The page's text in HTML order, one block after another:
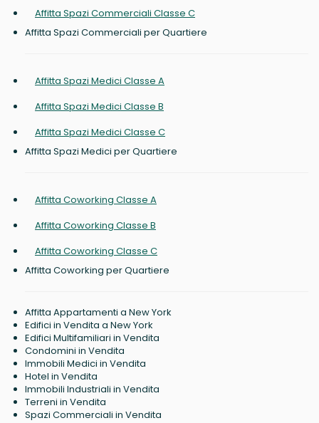
Affitta Spazi Commerciali Classe C
Affitta Spazi Commerciali per Quartiere
Affitta Spazi Medici Classe A
Affitta Spazi Medici Classe B
Affitta Spazi Medici Classe C
Affitta Spazi Medici per Quartiere
Affitta Coworking Classe A
Affitta Coworking Classe B
Affitta Coworking Classe C
Affitta Coworking per Quartiere
Affitta Appartamenti a New York
Edifici in Vendita a New York
Edifici Multifamiliari in Vendita
Condomini in Vendita
Immobili Medici in Vendita
Hotel in Vendita
Immobili Industriali in Vendita
Terreni in Vendita
Spazi Commerciali in Vendita